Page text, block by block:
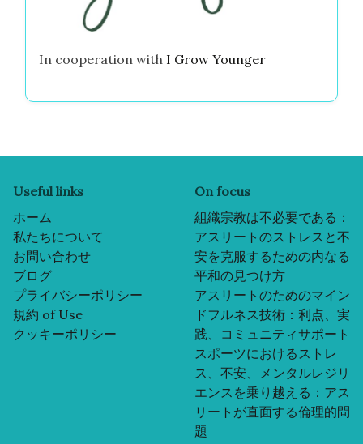
In cooperation with I Grow Younger
Useful links
ホーム
私たちについて
お問い合わせ
ブログ
プライバシーポリシー
規約 of Use
クッキーポリシー
On focus
組織宗教は不必要である：
アスリートのストレスと不
安を克服するための内なる
平和の見つけ方
アスリートのためのマイン
ドフルネス技術：利点、実
践、コミュニティサポート
スポーツにおけるストレ
ス、不安、メンタルレジリ
エンスを乗り越える：アス
リートが直面する倫理的問
題